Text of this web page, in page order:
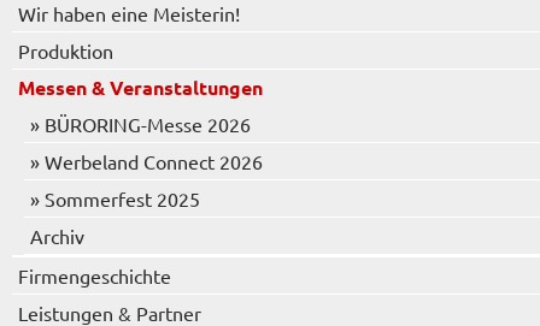
Wir haben eine Meisterin!
Produktion
Messen & Veranstaltungen
» BÜRORING-Messe 2026
» Werbeland Connect 2026
» Sommerfest 2025
Archiv
Firmengeschichte
Leistungen & Partner